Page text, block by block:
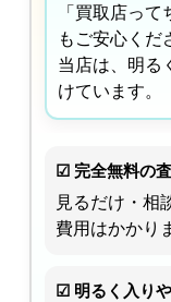
「買取店っ
もご安心くだ
当店は、明る
けています。
☑ 完全無料の
見るだけ・相
費用はかかり
☑ 明るく入り